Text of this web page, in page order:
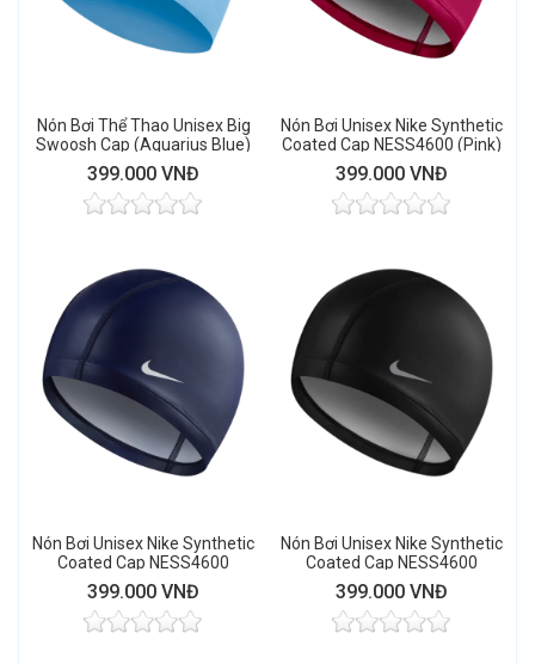
Nón Bơi Thể Thao Unisex Big
Swoosh Cap (Aquarius Blue)
399.000 VNĐ
Nón Bơi Unisex Nike Synthetic
Coated Cap NESS4600 (Pink)
399.000 VNĐ
Nón Bơi Unisex Nike Synthetic
Coated Cap NESS4600
(Midnight Navy)
399.000 VNĐ
Nón Bơi Unisex Nike Synthetic
Coated Cap NESS4600
(Black)
399.000 VNĐ